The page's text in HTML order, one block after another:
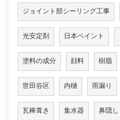
ジョイント部シーリング工事
光安定剤 日本ペイント
塗料の成分 顔料 樹脂
世田谷区 内樋 雨漏り
瓦棒葺き 集水器 鼻隠し